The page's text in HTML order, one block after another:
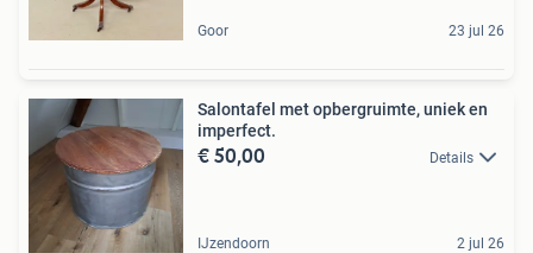
Goor 23 jul 26
Salontafel met opbergruimte, uniek en
imperfect.
€ 50,00 Details
IJzendoorn 2 jul 26